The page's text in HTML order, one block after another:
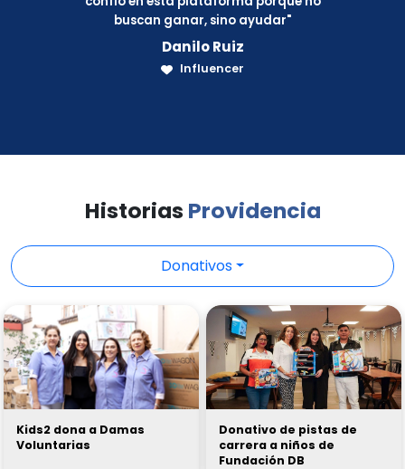
buscan ganar, sino ayudar"
Danilo Ruiz
Influencer
Historias Providencia
Donativos
Kids2 dona a Damas
Voluntarias
Donativo de pistas de
carrera a niños de
Fundación DB